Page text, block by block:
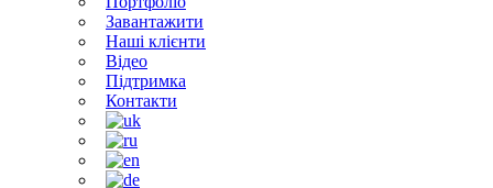
Завантажити
Наші клієнти
Відео
Підтримка
Контакти